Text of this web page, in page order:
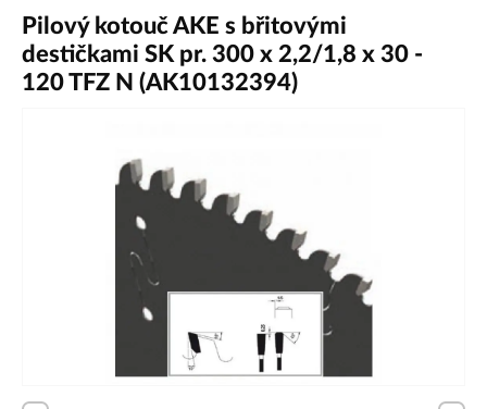
Pilový kotouč AKE s břitovými
destičkami SK pr. 300 x 2,2/1,8 x 30 -
120 TFZ N (AK10132394)